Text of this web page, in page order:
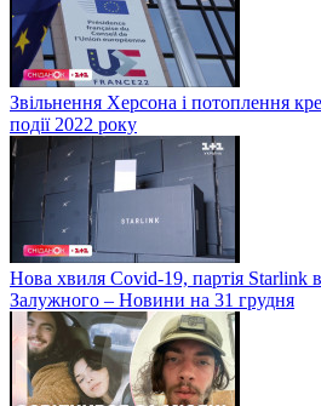
Звільнення Херсона і потоплення
події 2022 року
Нова хвиля Covid-19, партія Starlink
Залужного – Новини на 31 грудня